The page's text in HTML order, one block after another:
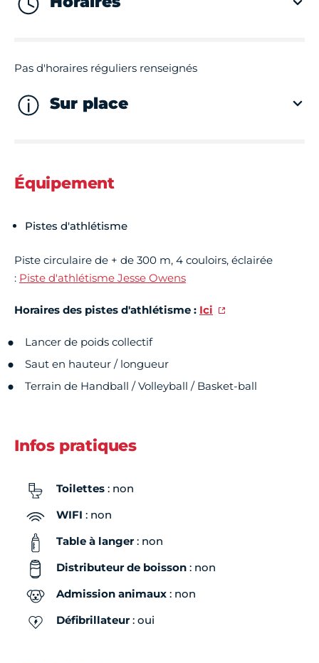
Pas d'horaires réguliers renseignés
Sur place
Équipement
Pistes d'athlétisme
Piste circulaire de + de 300 m, 4 couloirs, éclairée
: Piste d'athlétisme Jesse Owens
Horaires des pistes d'athlétisme : Ici
Lancer de poids collectif
Saut en hauteur / longueur
Terrain de Handball / Volleyball / Basket-ball
Infos pratiques
Toilettes : non
WIFI : non
Table à langer: non
Distributeur de boisson : non
Admission animaux : non
Défibrillateur: oui